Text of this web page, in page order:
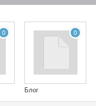
0 0
Блог